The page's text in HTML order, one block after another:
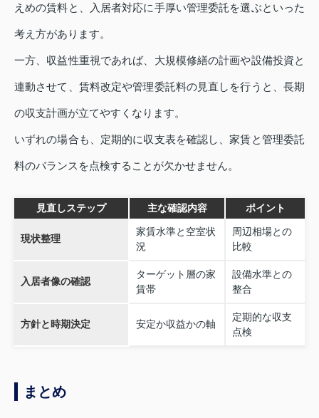
えめの賃料と、入居者対応に手厚い管理委託を選ぶといった
考え方があります。
一方、収益性重視であれば、大規模修繕の計画や設備投資と
連動させて、賃料改定や管理委託料の見直しを行うと、長期
の収支計画が立てやすくなります。
いずれの場合も、定期的に収支表を確認し、家賃と管理委託
料のバランスを点検することが欠かせません。
見直しステップ 主な確認内容 ポイント
現状整理
家賃水準と空室状
況
周辺相場との
比較
入居者像の確認
ターゲット層の家
賃帯
設備水準との
整合
方針と時期決定 安定か収益かの軸
定期的な収支
点検
まとめ